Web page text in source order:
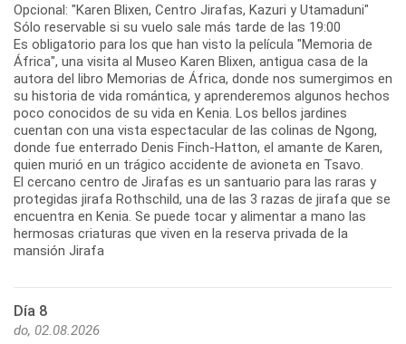
Opcional: "Karen Blixen, Centro Jirafas, Kazuri y Utamaduni"
Sólo reservable si su vuelo sale más tarde de las 19:00
Es obligatorio para los que han visto la película "Memoria de
África", una visita al Museo Karen Blixen, antigua casa de la
autora del libro Memorias de África, donde nos sumergimos en
su historia de vida romántica, y aprenderemos algunos hechos
poco conocidos de su vida en Kenia. Los bellos jardines
cuentan con una vista espectacular de las colinas de Ngong,
donde fue enterrado Denis Finch-Hatton, el amante de Karen,
quien murió en un trágico accidente de avioneta en Tsavo.
El cercano centro de Jirafas es un santuario para las raras y
protegidas jirafa Rothschild, una de las 3 razas de jirafa que se
encuentra en Kenia. Se puede tocar y alimentar a mano las
hermosas criaturas que viven en la reserva privada de la
mansión Jirafa
Día 8
do, 02.08.2026